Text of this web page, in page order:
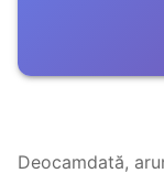
Deocamdată,